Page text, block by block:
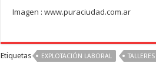
Imagen : www.puraciudad.com.ar
Etiquetas EXPLOTACIÓN LABORAL